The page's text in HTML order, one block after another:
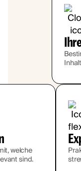
welche
sind.